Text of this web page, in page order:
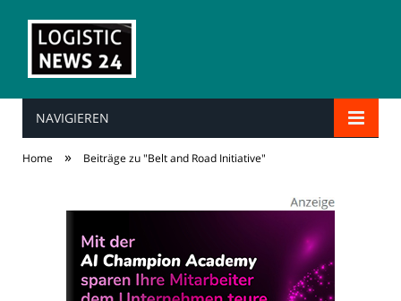
NAVIGIEREN
Home » Beiträge zu "Belt and Road Initiative"